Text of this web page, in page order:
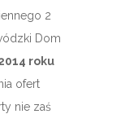
2
Dom
roku
ofert
nie zaś